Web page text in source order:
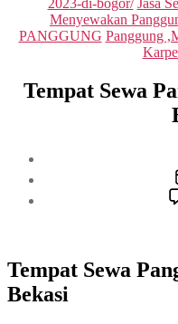
2023-di-bogor/ Jasa
Menyewakan
PANGGUNG Panggung
Tempat Sewa
Tempat Sewa
Bekasi